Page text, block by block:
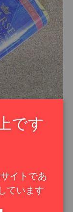
というから日本の
。
初に作られた製品が
なし
です
イトであ
ています